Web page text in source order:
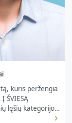
kuris peržengia
ŠVIESĄ
lęšių kategorijoje
kelias